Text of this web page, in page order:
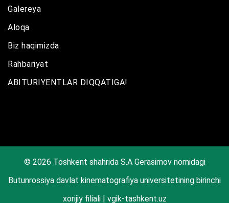
Galereya
Aloqa
Biz haqimizda
Rahbariyat
ABITURIYENTLAR DIQQATIGA!
© 2026 Toshkent shahrida S.A Gerasimov nomidagi
Butunrossiya davlat kinematografiya universitetining birinchi
xorijiy filiali | vgik-tashkent.uz